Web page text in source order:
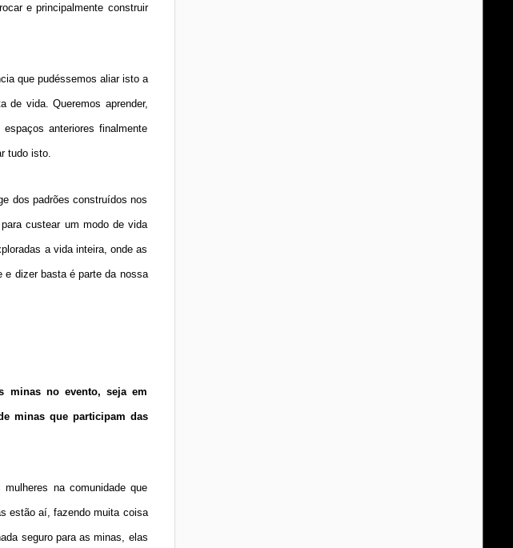
e principalmente construir
que pudéssemos aliar isto a
de vida. Queremos aprender,
anteriores finalmente
tudo isto.
dos padrões construídos nos
custear um modo de vida
a vida inteira, onde as
e dizer basta é parte da nossa
minas no evento, seja em
minas que participam das
na comunidade que
estão aí, fazendo muita coisa
seguro para as minas, elas